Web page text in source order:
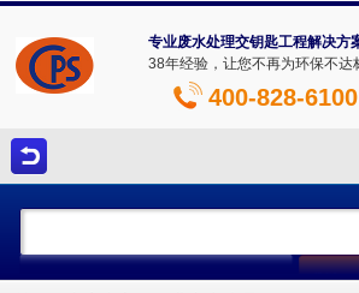
专业废水处理交钥匙工程解决方
38年经验，让您不再为环保不达
400-828-6100